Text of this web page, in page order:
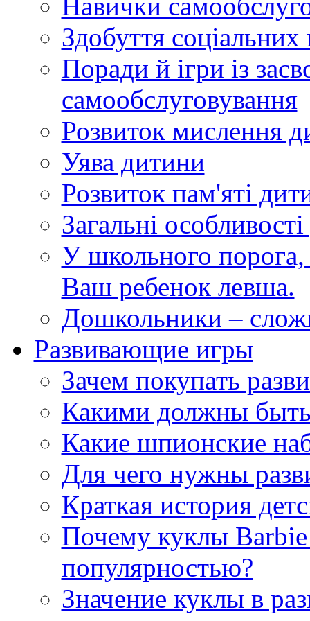
Навички
Здобуття
Поради й ігри із
самообслуговування
Розвиток мислення
Уява дитини
Розвиток пам'яті
Загальні
У школьного порога,
Ваш ребенок левша.
Дошкольники –
Развивающие игры
Зачем покупать
Какими должны быть
Какие шпионские
Для чего нужны
Краткая история
Почему куклы Barbie
популярностью?
Значение куклы в